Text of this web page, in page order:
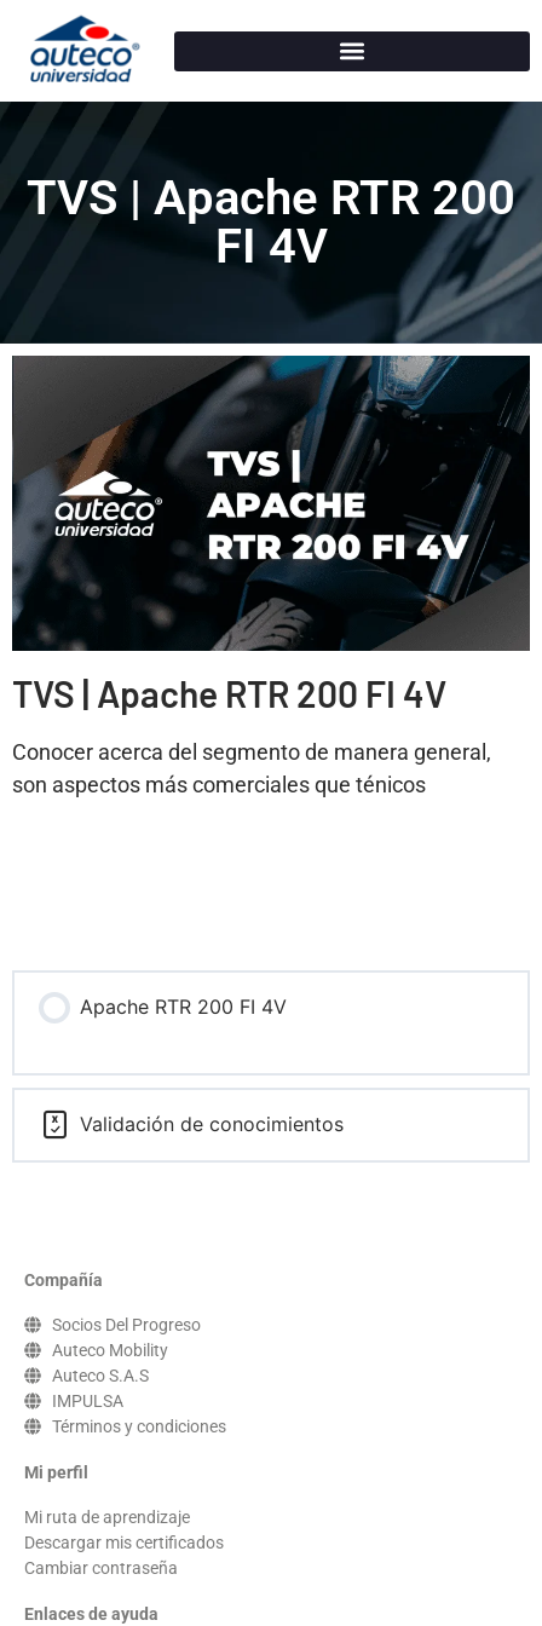
TVS | Apache RTR 200
FI 4V
TVS | Apache RTR 200 FI 4V
Conocer acerca del segmento de manera general,
son aspectos más comerciales que ténicos
Apache RTR 200 FI 4V
Validación de conocimientos
Compañía
Socios Del Progreso
Auteco Mobility
Auteco S.A.S
IMPULSA
Términos y condiciones
Mi perfil
Mi ruta de aprendizaje
Descargar mis certificados
Cambiar contraseña
Enlaces de ayuda